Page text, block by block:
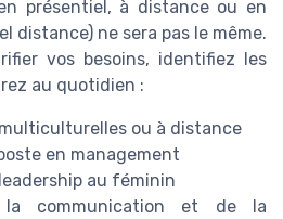
présentiel, à distance ou en
distance) ne sera pas le même.
vos besoins, identifiez les
au quotidien :
ou à distance
en management
au féminin
la communication et de la